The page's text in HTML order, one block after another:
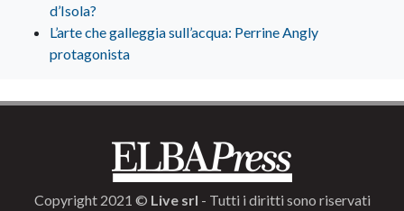
d’Isola?
L’arte che galleggia sull’acqua: Perrine Angly
protagonista
Copyright 2021 © Live srl - Tutti i diritti sono riservati